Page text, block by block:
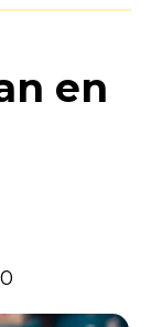
en